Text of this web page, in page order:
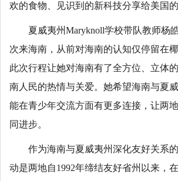
欢的食物、见识到的新科技分享给美国
夏威夷州Maryknoll学校带队教师杨
次来海南，从前对海南的认知仅停留在
此次行程让她对海南有了全方位、立体
南人民的热情与关爱。她希望海南与夏
能在青少年交流方面有更多连接，让两
同进步。
作为海南与夏威夷州深化友好关系
动是两地自1992年缔结友好省州以来，